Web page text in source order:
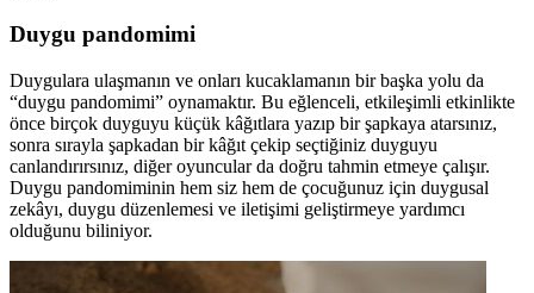
Duygu pandomimi
Duygulara ulaşmanın ve onları kucaklamanın bir başka yolu da
“duygu pandomimi” oynamaktır. Bu eğlenceli, etkileşimli etkinlikte
önce birçok duyguyu küçük kâğıtlara yazıp bir şapkaya atarsınız,
sonra sırayla şapkadan bir kâğıt çekip seçtiğiniz duyguyu
canlandırırsınız, diğer oyuncular da doğru tahmin etmeye çalışır.
Duygu pandomiminin hem siz hem de çocuğunuz için duygusal
zekâyı, duygu düzenlemesi ve iletişimi geliştirmeye yardımcı
olduğunu biliniyor.